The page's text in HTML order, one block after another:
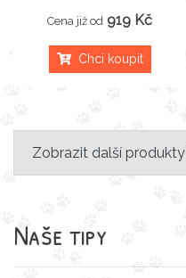
Cena již od 919 Kč
Chci koupit
Zobrazit další produkty
Naše tipy